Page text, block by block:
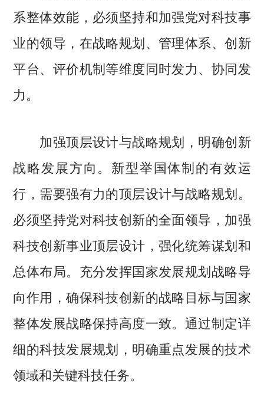
系整体效能，必须坚持和加强党对科技事
业的领导，在战略规划、管理体系、创新
平台、评价机制等维度同时发力、协同发
力。
加强顶层设计与战略规划，明确创新
战略发展方向。新型举国体制的有效运
行，需要强有力的顶层设计与战略规划。
必须坚持党对科技创新的全面领导，加强
科技创新事业顶层设计，强化统筹谋划和
总体布局。充分发挥国家发展规划战略导
向作用，确保科技创新的战略目标与国家
整体发展战略保持高度一致。通过制定详
细的科技发展规划，明确重点发展的技术
领域和关键科技任务。